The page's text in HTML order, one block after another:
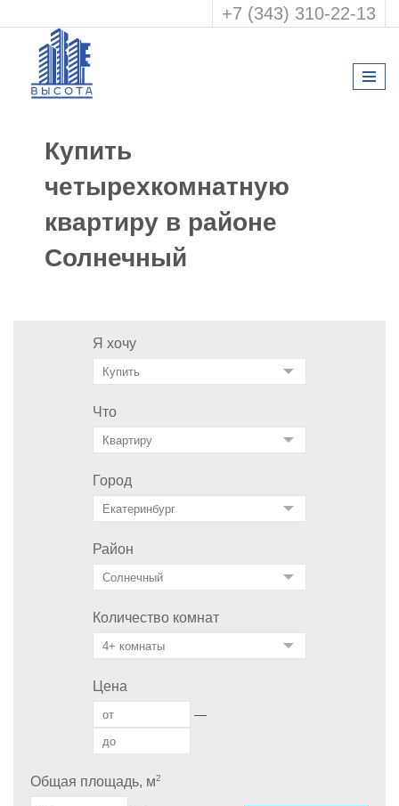
+7 (343) 310-22-13
Купить
четырехкомнатную
квартиру в районе
Солнечный
Я хочу
Что
Город
Район
Количество комнат
Цена
—
Общая площадь, м2